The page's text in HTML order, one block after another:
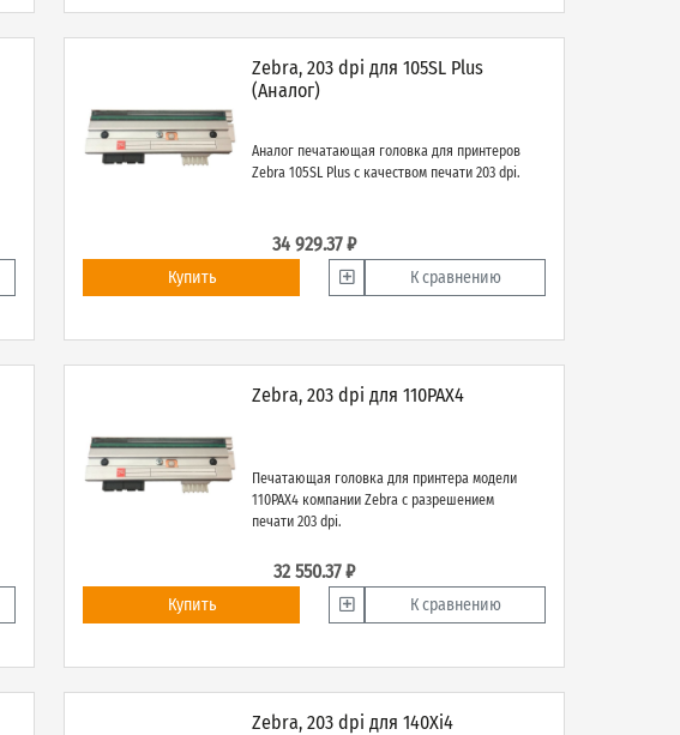
Zebra, 203 dpi для 105SL Plus
(Аналог)
Аналог печатающая головка для принтеров
Zebra 105SL Plus с качеством печати 203 dpi.
34 929.37 ₽
Купить К сравнению
Zebra, 203 dpi для 110PAX4
Печатающая головка для принтера модели
110PAX4 компании Zebra с разрешением
печати 203 dpi.
32 550.37 ₽
Купить К сравнению
Zebra, 203 dpi для 140Xi4